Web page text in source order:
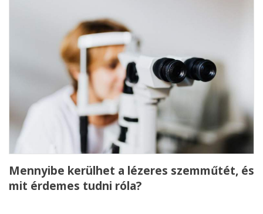
Mennyibe kerülhet a lézeres szemműtét, és
mit érdemes tudni róla?